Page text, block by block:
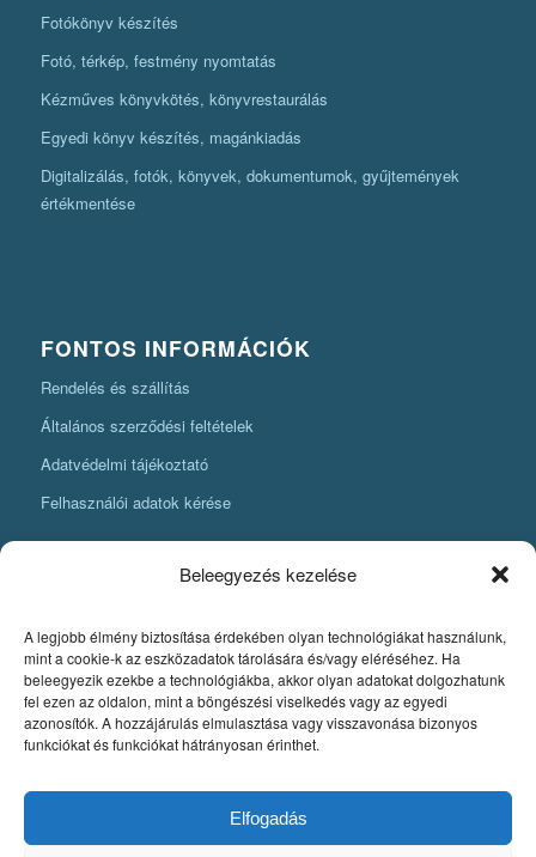
Beleegyezés kezelése
A legjobb élmény biztosítása érdekében olyan technológiákat használunk,
mint a cookie-k az eszközadatok tárolására és/vagy eléréséhez. Ha
beleegyezik ezekbe a technológiákba, akkor olyan adatokat dolgozhatunk
fel ezen az oldalon, mint a böngészési viselkedés vagy az egyedi
azonosítók. A hozzájárulás elmulasztása vagy visszavonása bizonyos
funkciókat és funkciókat hátrányosan érinthet.
Elfogadás
Fotókönyv készítés
Fotó, térkép, festmény nyomtatás
Kézműves könyvkötés, könyvrestaurálás
Egyedi könyv készítés, magánkiadás
Digitalizálás, fotók, könyvek, dokumentumok, gyűjtemények
értékmentése
FONTOS INFORMÁCIÓK
Rendelés és szállítás
Általános szerződési feltételek
Adatvédelmi tájékoztató
Felhasználói adatok kérése
KÖNYVKÉSZÍTÉSI INFORMÁCIÓK
Amit mindenképpen tudnia kell, ha könyvet szeretne készíteni
Fontos szabályok a könyv nyomdai pdfjének elkészítéséhez